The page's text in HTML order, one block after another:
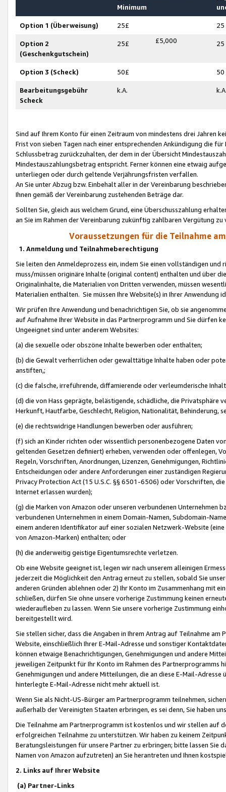
Minimum
Option 1 (Überweisung) 25£ 25
Option 2
(Geschenkgutschein)
25£ £5,000 25
Option 3 (Scheck) 50£ 50
Bearbeitungsgebühr
Scheck
k.A.
Sind auf Ihrem Konto für einen Zeitraum von mindestens drei Jahren
Frist von sieben Tagen nach einer entsprechenden Ankündigung die
Schlussbetrag zurückzuhalten, der dem in der Übersicht
Mindestauszahlungsbetrag entspricht. Ferner können eine etwaig
unterliegen oder durch geltende Verjährungsfristen verfallen.
An Sie unter Abzug bzw. Einbehalt aller in der Vereinbarung
Ihnen gemäß der Vereinbarung zustehenden Beträge dar.
Sollten Sie, gleich aus welchem Grund, eine Überschusszahlung
an Sie im Rahmen der Vereinbarung zukünftig zahlbaren Vergütung zu
Voraussetzungen für die Teilnahme
1. Anmeldung und Teilnahmeberechtigung
Sie leiten den Anmeldeprozess ein, indem Sie einen vollständigen
muss/müssen originäre Inhalte (original content) enthalten und über
Originalinhalte, die Materialien von Dritten verwenden, müssen
Materialien enthalten. Sie müssen Ihre Website(s) in Ihrer Anwendung
Wir prüfen Ihre Anwendung und benachrichtigen Sie, ob sie
auf Aufnahme Ihrer Website in das Partnerprogramm und Sie dürfen
Ungeeignet sind unter anderem Websites:
(a) die sexuelle oder obszöne Inhalte bewerben oder enthalten;
(b) die Gewalt verherrlichen oder gewalttätige Inhalte haben oder
anstiften,;
(c) die falsche, irreführende, diffamierende oder verleumderische
(d) die von Hass geprägte, belästigende, schädliche, die Privatsphäre
Herkunft, Hautfarbe, Geschlecht, Religion, Nationalität, Behinderung,
(e) die rechtswidrige Handlungen bewerben oder ausführen;
(f) sich an Kinder richten oder wissentlich personenbezogene Daten
geltenden Gesetzen definiert) erheben, verwenden oder offenlegen,
Regeln, Vorschriften, Anordnungen, Lizenzen, Genehmigungen,
Entscheidungen oder andere Anforderungen einer zuständigen
Privacy Protection Act (15 U.S.C. §§ 6501-6506) oder Vorschriften,
Internet erlassen wurden);
(g) die Marken von Amazon oder unseren verbundenen Unternehmen
verbundenen Unternehmen in einem Domain-Namen, Subdomain-
einem anderen Identifikator auf einer sozialen Netzwerk-Website
von Amazon-Marken) enthalten; oder
(h) die anderweitig geistige Eigentumsrechte verletzen.
Ob eine Website geeignet ist, legen wir nach unserem alleinigen
jederzeit die Möglichkeit den Antrag erneut zu stellen, sobald Sie
anderen Gründen ablehnen oder 2) Ihr Konto im Zusammenhang mit
schließen, dürfen Sie ohne unsere vorherige Zustimmung keinen
wiederaufleben zu lassen. Wenn Sie unsere vorherige Zustimmung
bereitgestellt wird.
Sie stellen sicher, dass die Angaben in Ihrem Antrag auf Teilnahme
Website, einschließlich Ihrer E-Mail-Adresse und sonstiger
können etwaige Benachrichtigungen, Genehmigungen und andere
jeweiligen Zeitpunkt für Ihr Konto im Rahmen des Partnerprogramms
Genehmigungen und andere Mitteilungen, die an diese E-Mail-
hinterlegte E-Mail-Adresse nicht mehr aktuell ist.
Wenn Sie als Nicht-US-Bürger am Partnerprogramm teilnehmen,
außerhalb der Vereinigten Staaten erbringen, es sei denn, Sie haben
Die Teilnahme am Partnerprogramm ist kostenlos und wir stellen auf
erfolgreichen Teilnahme zu unterstützen. Wir haben zu keinem
Beratungsleistungen für unsere Partner zu erbringen; bitte lassen Sie
Namen von Amazon aufzutreten) an Sie herantreten und Ihnen
2. Links auf Ihrer Website
(a) Partner-Links